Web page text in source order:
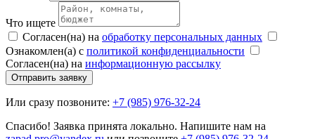
Что ищете
Согласен(на) на обработку персональных данных
Ознакомлен(а) с политикой конфиденциальности
Согласен(на) на информационную рассылку
Отправить заявку
Или сразу позвоните: +7 (985) 976-32-24
Спасибо! Заявка принята локально. Напишите нам на